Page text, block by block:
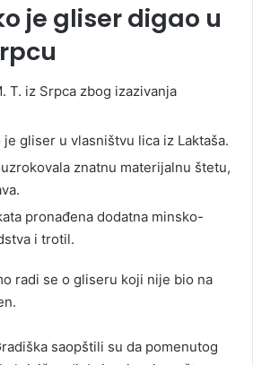
je gliser digao u
T. iz Srpca zbog izazivanja
je gliser u vlasništvu lica iz Laktaša.
znatnu materijalnu štetu,
pronađena dodatna minsko-
i trotil.
radi se o gliseru koji nije bio na
saopštili su da pomenutog